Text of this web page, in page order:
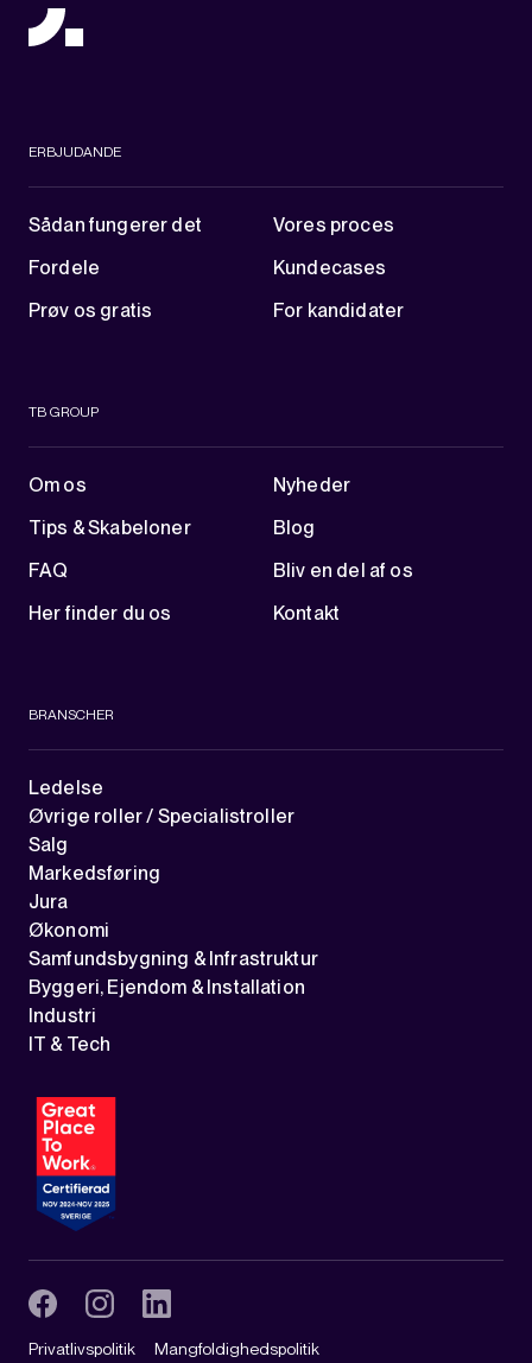
ERBJUDANDE
Sådan fungerer det
Vores proces
Fordele
Kundecases
Prøv os gratis
For kandidater
TB GROUP
Om os
Nyheder
Tips & Skabeloner
Blog
FAQ
Bliv en del af os
Her finder du os
Kontakt
BRANSCHER
Ledelse
Øvrige roller / Specialistroller
Salg
Markedsføring
Jura
Økonomi
Samfundsbygning & Infrastruktur
Byggeri, Ejendom & Installation
Industri
IT & Tech
Privatlivspolitik Mangfoldighedspolitik